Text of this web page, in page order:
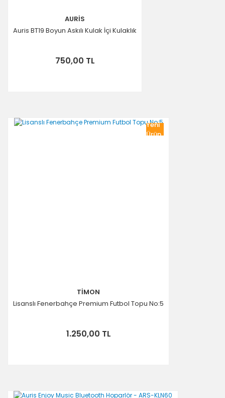
AURİS
Auris BT19 Boyun Askılı Kulak İçi Kulaklık
750,00 TL
Yeni
Ürün
TİMON
Lisanslı Fenerbahçe Premium Futbol Topu No:5
1.250,00 TL